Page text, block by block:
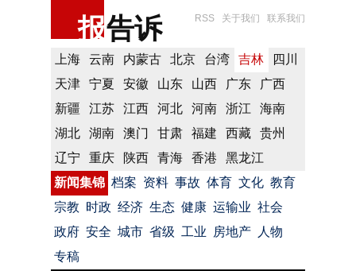
报告诉 RSS 关于我们 联系我们
上海 云南 内蒙古 北京 台湾 吉林
四川
天津
宁夏 安徽 山东 山西 广东
广西
新疆
江苏 江西 河北 河南 浙江
海南
湖北
湖南 澳门 甘肃 福建 西藏
贵州
辽宁
重庆 陕西 青海 香港
黑龙江
新闻集锦 档案 资料 事故 体育 文化 教育
宗教 时政 经济 生态 健康 运输业 社会
政府 安全 城市 省级 工业 房地产
人物
专稿